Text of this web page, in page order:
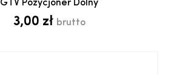
GTV Pozycjoner Dolny
3,00 zł brutto